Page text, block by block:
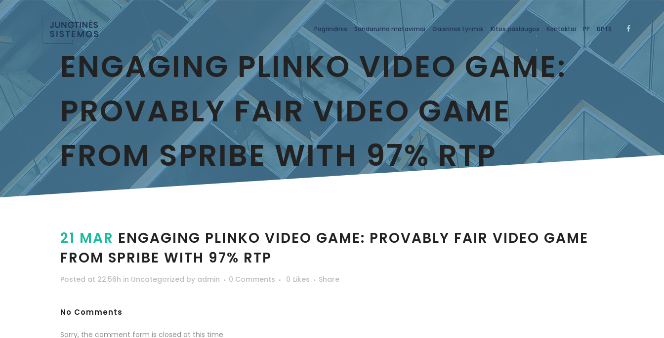
Pagrindinis Sandarumo matavimai Gaisriniai tyrimai Kitos paslaugos Kontaktai PP BPTS
ENGAGING PLINKO VIDEO GAME:
PROVABLY FAIR VIDEO GAME
FROM SPRIBE WITH 97% RTP
21 MAR ENGAGING PLINKO VIDEO GAME: PROVABLY FAIR VIDEO GAME
FROM SPRIBE WITH 97% RTP
Posted at 22:56h in Uncategorized by admin 0 Comments 0 Likes Share
No Comments
Sorry, the comment form is closed at this time.